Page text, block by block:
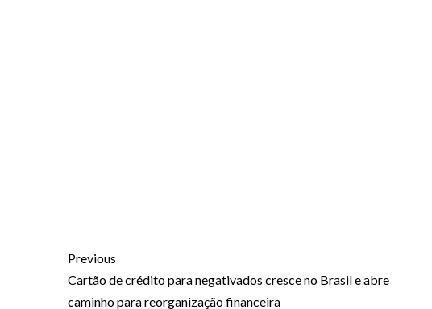
Previous
Cartão de crédito para negativados cresce no Brasil e abre
caminho para reorganização financeira